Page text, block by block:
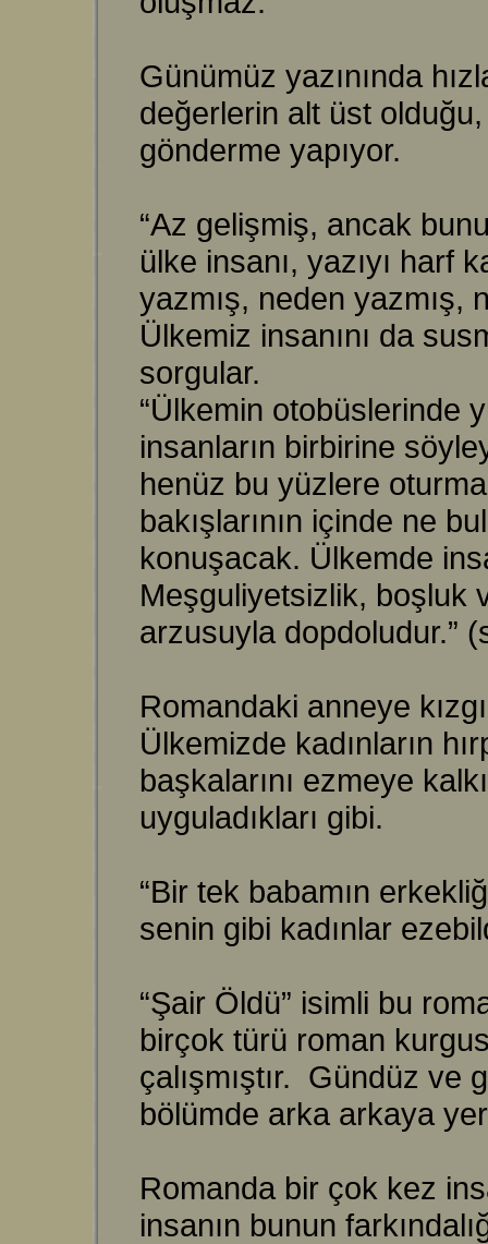
Günümüz yazınında
değerlerin alt üst
gönderme yapıyor.
“Az gelişmiş, ancak
ülke insanı, yazıyı harf
yazmış, neden yazmış,
Ülkemiz insanını da
sorgular.
“Ülkemin otobüslerinde
insanların birbirine
henüz bu yüzlere
bakışlarının içinde ne
konuşacak. Ülkemde
Meşguliyetsizlik, boşluk
arzusuyla dopdoludur.”
Romandaki anneye
Ülkemizde kadınların
başkalarını ezmeye
uyguladıkları gibi.
“Bir tek babamın
senin gibi kadınlar
“Şair Öldü” isimli bu
birçok türü roman
çalışmıştır. Gündüz
bölümde arka arkaya
Romanda bir çok kez
insanın bunun